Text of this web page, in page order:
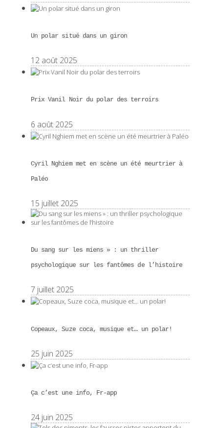
Un polar situé dans un giron
12 août 2025
Prix Vanil Noir du polar des terroirs
6 août 2025
Cyril Nghiem met en scène un été meurtrier à
Paléo
15 juillet 2025
Du sang sur les miens » : un thriller
psychologique sur les fantômes de l’histoire
7 juillet 2025
Copeaux, Suze coca, musique et… un polar!
25 juin 2025
Ça c’est une info, Fr-app
24 juin 2025